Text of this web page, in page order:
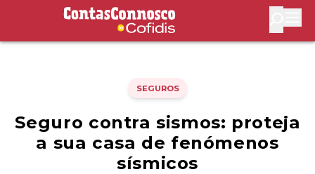
Contas Connosco by Cofidis
SEGUROS
Seguro contra sismos: proteja
a sua casa de fenómenos
sísmicos